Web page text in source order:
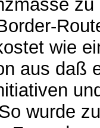
wie
aus daß
wurde